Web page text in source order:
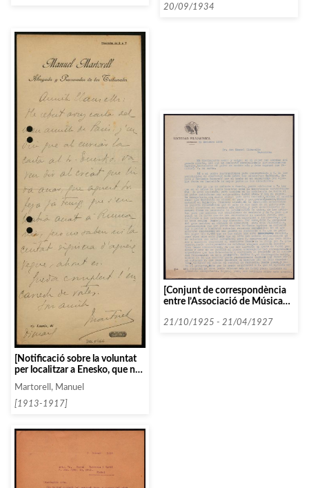
20/09/1934
[Notificació sobre la voluntat
per localitzar a Enesko, que no
han tingut èxit perquè es troba
a Rumania]
Martorell, Manuel
[1913-1917]
[Conjunt de correspondència
entre l’Associació de Música
Filharmònica de Castelló]
21/10/1925 - 21/04/1927